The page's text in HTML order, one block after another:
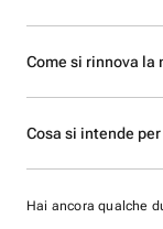
Come si rinnova la
Cosa si intende
Hai ancora qualche